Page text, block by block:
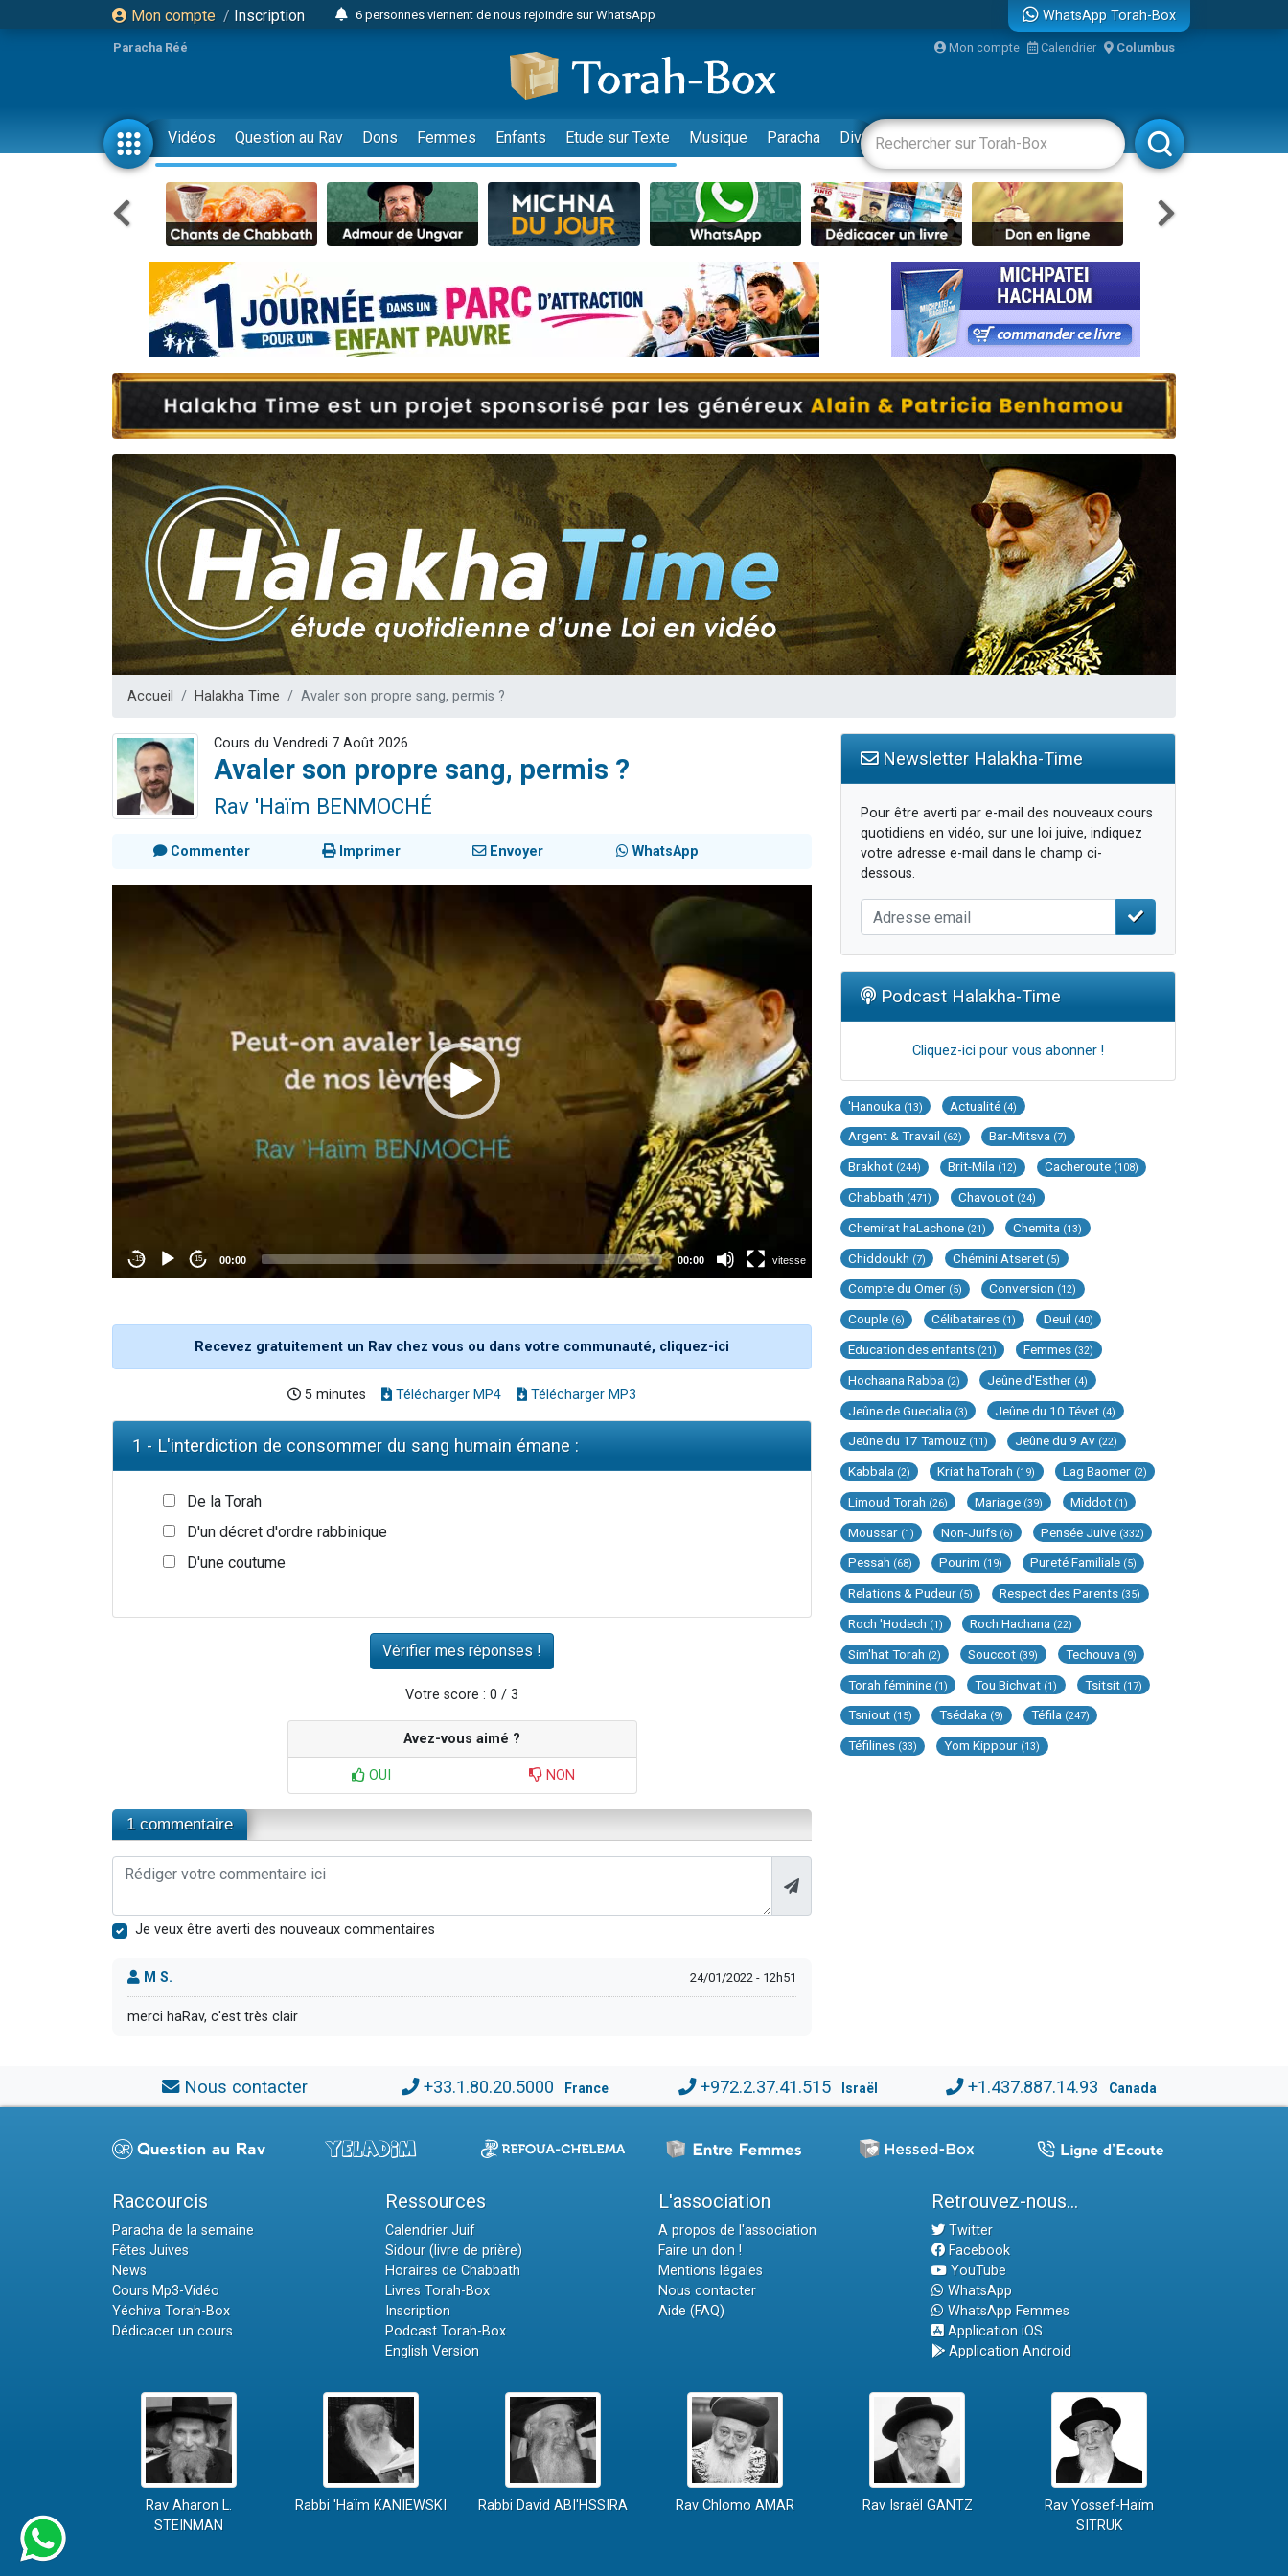
Mon compte / Inscription
6 personnes viennent de nous rejoindre sur WhatsApp
2 personnes viennent de faire un don pour 1 Journée de Vacances Pour les Enfants
17 personnes viennent de demander une bénédiction
4 personnes viennent de nous rejoindre sur WhatsApp
Il reste 49 places pour étudier en groupe sur Zoom
23 personnes viennent de faire un don pour Diane, 80 ans, dans un appartement insalubre
Eva vient de donner son Maasser
4 personnes viennent de nous rejoindre sur WhatsApp
3 personnes viennent de faire un don pour 5 jours de vacances aux Orphelins
Odaya vient de donner son Maasser
13 personnes viennent de demander une bénédiction
30 personnes viennent de faire un don pour Sauvez la jambe de Yohan
12 nouvelles musiques dans Torah-Box Music
3 personnes viennent de nous rejoindre sur WhatsApp
2 personnes viennent de nous rejoindre sur WhatsApp
2 personnes viennent de nous rejoindre sur WhatsApp
WhatsApp Torah-Box
Paracha Réé Mon compte Calendrier Columbus
Vidéos Question au Rav Dons Femmes Enfants Etude sur Texte Musique Paracha Divertissements Livres Rabbanim
Accueil Halakha Time Avaler son propre sang, permis ?
Cours du Vendredi 7 Août 2026
Avaler son propre sang, permis ?
Rav 'Haïm BENMOCHÉ
Commenter Imprimer Envoyer WhatsApp
Recevez gratuitement un Rav chez vous ou dans votre communauté, cliquez-ici
5 minutes Télécharger MP4 Télécharger MP3
1 - L'interdiction de consommer du sang humain émane :
De la Torah
D'un décret d'ordre rabbinique
D'une coutume
Votre score : 0 / 3
Avez-vous aimé ?
OUI NON
1 commentaire
Je veux être averti des nouveaux commentaires
M S. 24/01/2022 - 12h51
merci haRav, c'est très clair
Newsletter Halakha-Time
Pour être averti par e-mail des nouveaux cours
quotidiens en vidéo, sur une loi juive, indiquez
votre adresse e-mail dans le champ ci-
dessous.
Podcast Halakha-Time
Cliquez-ici pour vous abonner !
'Hanouka (13) Actualité (4)
Argent & Travail (62) Bar-Mitsva (7)
Brakhot (244) Brit-Mila (12) Cacheroute (108)
Chabbath (471) Chavouot (24)
Chemirat haLachone (21) Chemita (13)
Chiddoukh (7) Chémini Atseret (5)
Compte du Omer (5) Conversion (12)
Couple (6) Célibataires (1) Deuil (40)
Education des enfants (21) Femmes (32)
Hochaana Rabba (2) Jeûne d'Esther (4)
Jeûne de Guedalia (3) Jeûne du 10 Tévet (4)
Jeûne du 17 Tamouz (11) Jeûne du 9 Av (22)
Kabbala (2) Kriat haTorah (19) Lag Baomer (2)
Limoud Torah (26) Mariage (39) Middot (1)
Moussar (1) Non-Juifs (6) Pensée Juive (332)
Pessah (68) Pourim (19) Pureté Familiale (5)
Relations & Pudeur (5) Respect des Parents (35)
Roch 'Hodech (1) Roch Hachana (22)
Sim'hat Torah (2) Souccot (39) Techouva (9)
Torah féminine (1) Tou Bichvat (1) Tsitsit (17)
Tsniout (15) Tsédaka (9) Téfila (247)
Téfilines (33) Yom Kippour (13)
Nous contacter +33.1.80.20.5000 France +972.2.37.41.515 Israël +1.437.887.14.93 Canada
Raccourcis
Paracha de la semaine
Fêtes Juives
News
Cours Mp3-Vidéo
Yéchiva Torah-Box
Dédicacer un cours
Ressources
Calendrier Juif
Sidour (livre de prière)
Horaires de Chabbath
Livres Torah-Box
Inscription
Podcast Torah-Box
English Version
L'association
A propos de l'association
Faire un don !
Mentions légales
Nous contacter
Aide (FAQ)
Retrouvez-nous...
Twitter
Facebook
YouTube
WhatsApp
WhatsApp Femmes
Application iOS
Application Android
Rav Aharon L.
STEINMAN
Rabbi 'Haïm KANIEWSKI Rabbi David ABI'HSSIRA Rav Chlomo AMAR Rav Israël GANTZ
Rav Yossef-Haïm
SITRUK